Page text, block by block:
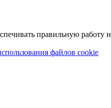
правильную работу
файлов cookie